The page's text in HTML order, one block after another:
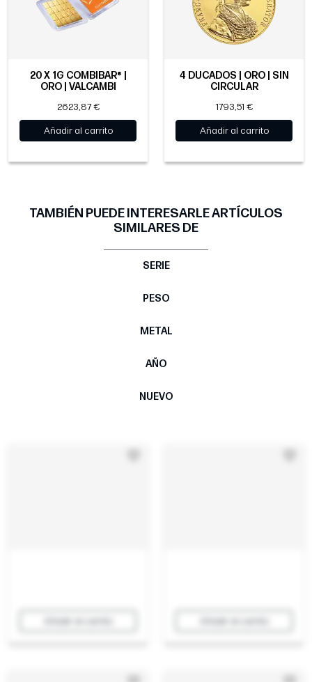
20 X 1G COMBIBAR® |
ORO | VALCAMBI
2623,87 €
Añadir al carrito
4 DUCADOS | ORO | SIN
CIRCULAR
1793,51 €
Añadir al carrito
TAMBIÉN PUEDE INTERESARLE ARTÍCULOS
SIMILARES DE
SERIE
PESO
METAL
AÑO
NUEVO